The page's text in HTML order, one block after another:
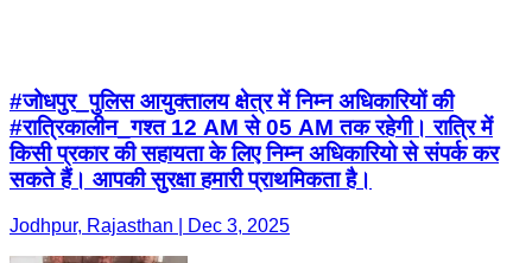
#जोधपुर_पुलिस आयुक्तालय क्षेत्र में निम्न अधिकारियों की
#रात्रिकालीन_गश्त 12 AM से 05 AM तक रहेगी। रात्रि में
किसी प्रकार की सहायता के लिए निम्न अधिकारियो से संपर्क कर
सकते हैं। आपकी सुरक्षा हमारी प्राथमिकता है।
Jodhpur, Rajasthan | Dec 3, 2025